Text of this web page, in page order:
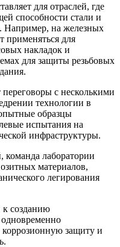
для отраслей, где
способности стали и
Например, на железных
применяться для
накладок и
для защиты резьбовых
с несколькими
технологии в
образцы
испытания на
инфраструктуры.
команда лаборатории
материалов,
легирования
к созданию
коррозионную защиту и